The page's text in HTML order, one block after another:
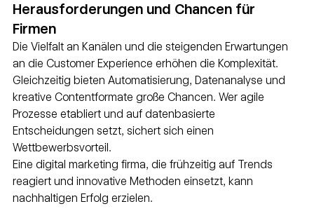
Herausforderungen und Chancen für
Firmen
Die Vielfalt an Kanälen und die steigenden Erwartungen
an die Customer Experience erhöhen die Komplexität.
Gleichzeitig bieten Automatisierung, Datenanalyse und
kreative Contentformate große Chancen. Wer agile
Prozesse etabliert und auf datenbasierte
Entscheidungen setzt, sichert sich einen
Wettbewerbsvorteil.
Eine digital marketing firma, die frühzeitig auf Trends
reagiert und innovative Methoden einsetzt, kann
nachhaltigen Erfolg erzielen.